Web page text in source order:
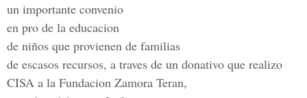
un importante convenio
en pro de la educacion
de niños que provienen de familias
de escasos recursos, a traves de un donativo que realizo
CISA a la Fundacion Zamora Teran,